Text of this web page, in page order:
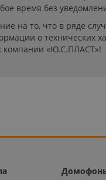
время без
на то, что в ряде
о технических
компании «Ю.С.ПЛАСТ»!